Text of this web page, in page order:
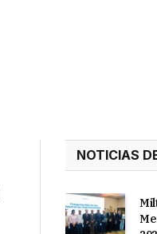
NOTICIAS